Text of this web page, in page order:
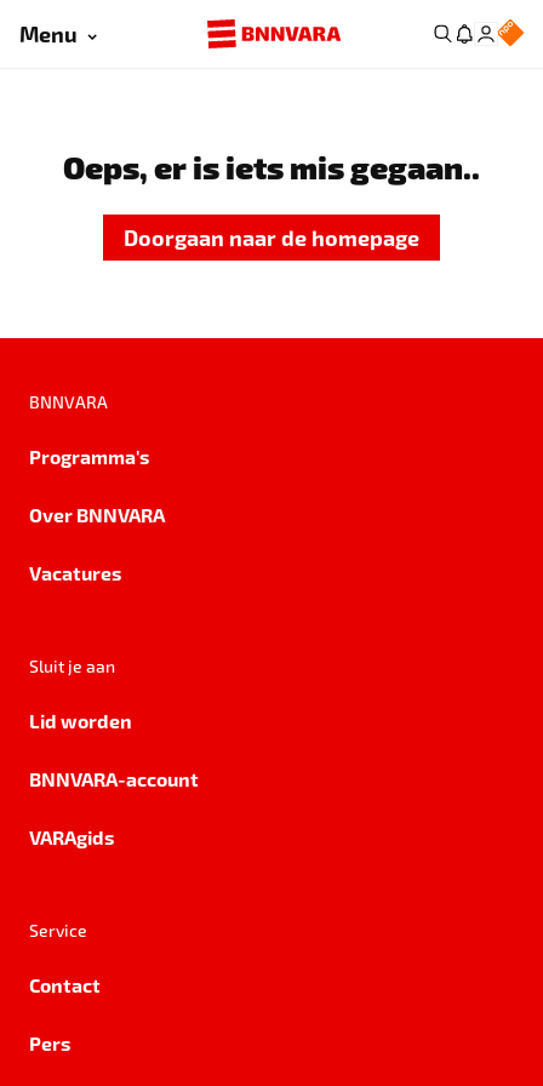
Menu
Oeps, er is iets mis gegaan..
Doorgaan naar de homepage
BNNVARA
Programma's
Over BNNVARA
Vacatures
Sluit je aan
Lid worden
BNNVARA-account
VARAgids
Service
Contact
Pers